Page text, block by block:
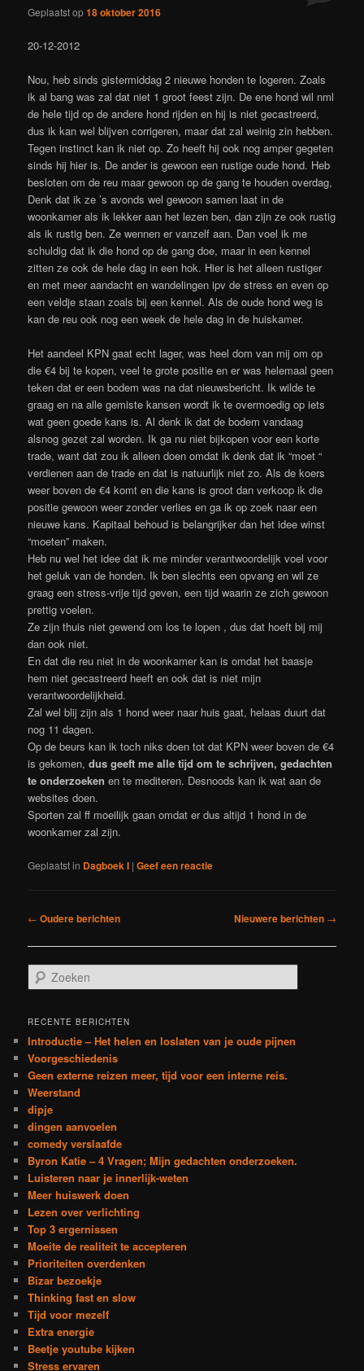
Geplaatst op18 oktober 2016
20-12-2012
Nou, heb sinds gistermiddag 2 nieuwe honden te logeren. Zoals
ik al bang was zal dat niet 1 groot feest zijn. De ene hond wil nml
de hele tijd op de andere hond rijden en hij is niet gecastreerd,
dus ik kan wel blijven corrigeren, maar dat zal weinig zin hebben.
Tegen instinct kan ik niet op. Zo heeft hij ook nog amper gegeten
sinds hij hier is. De ander is gewoon een rustige oude hond. Heb
besloten om de reu maar gewoon op de gang te houden overdag,
Denk dat ik ze ’s avonds wel gewoon samen laat in de
woonkamer als ik lekker aan het lezen ben, dan zijn ze ook rustig
als ik rustig ben. Ze wennen er vanzelf aan. Dan voel ik me
schuldig dat ik die hond op de gang doe, maar in een kennel
zitten ze ook de hele dag in een hok. Hier is het alleen rustiger
en met meer aandacht en wandelingen ipv de stress en even op
een veldje staan zoals bij een kennel. Als de oude hond weg is
kan de reu ook nog een week de hele dag in de huiskamer.
Het aandeel KPN gaat echt lager, was heel dom van mij om op
die €4 bij te kopen, veel te grote positie en er was helemaal geen
teken dat er een bodem was na dat nieuwsbericht. Ik wilde te
graag en na alle gemiste kansen wordt ik te overmoedig op iets
wat geen goede kans is. Al denk ik dat de bodem vandaag
alsnog gezet zal worden. Ik ga nu niet bijkopen voor een korte
trade, want dat zou ik alleen doen omdat ik denk dat ik “moet “
verdienen aan de trade en dat is natuurlijk niet zo. Als de koers
weer boven de €4 komt en die kans is groot dan verkoop ik die
positie gewoon weer zonder verlies en ga ik op zoek naar een
nieuwe kans. Kapitaal behoud is belangrijker dan het idee winst
“moeten” maken.
Heb nu wel het idee dat ik me minder verantwoordelijk voel voor
het geluk van de honden. Ik ben slechts een opvang en wil ze
graag een stress-vrije tijd geven, een tijd waarin ze zich gewoon
prettig voelen.
Ze zijn thuis niet gewend om los te lopen , dus dat hoeft bij mij
dan ook niet.
En dat die reu niet in de woonkamer kan is omdat het baasje
hem niet gecastreerd heeft en ook dat is niet mijn
verantwoordelijkheid.
Zal wel blij zijn als 1 hond weer naar huis gaat, helaas duurt dat
nog 11 dagen.
Op de beurs kan ik toch niks doen tot dat KPN weer boven de €4
is gekomen,dus geeft me alle tijd om te schrijven, gedachten
te onderzoeken en te mediteren. Desnoods kan ik wat aan de
websites doen.
Sporten zal ff moeilijk gaan omdat er dus altijd 1 hond in de
woonkamer zal zijn.
Geplaatst in Dagboek I |Geef een reactie
Berichtnavigatie
← Oudere berichten Nieuwere berichten →
o
k
n
RECENTE BERICHTEN
Introductie – Het helen en loslaten van je oude pijnen
Voorgeschiedenis
Geen externe reizen meer, tijd voor een interne reis.
Weerstand
dipje
dingen aanvoelen
comedy verslaafde
Byron Katie – 4 Vragen; Mijn gedachten onderzoeken.
Luisteren naar je innerlijk-weten
Meer huiswerk doen
Lezen over verlichting
Top 3 ergernissen
Moeite de realiteit te accepteren
Prioriteiten overdenken
Bizar bezoekje
Thinking fast en slow
Tijd voor mezelf
Extra energie
Beetje youtube kijken
Stress ervaren